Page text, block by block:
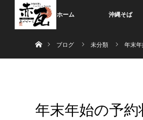
ホーム 沖縄そば
ブログ
未分類 年末
年末年始の予約